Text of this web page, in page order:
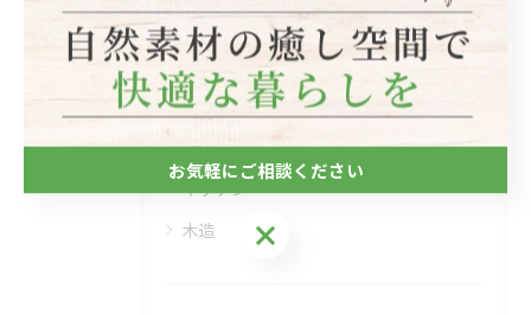
全てのカテゴリー
自然素材
フローリング
断熱
キッチン
木造
お気軽にご相談ください
お気軽にご相談ください